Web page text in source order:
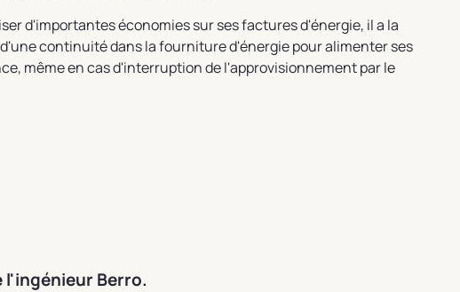
d'importantes économies sur ses factures d'énergie, il a la
continuité dans la fourniture d'énergie pour alimenter ses
même en cas d'interruption de l'approvisionnement par le
l'ingénieur Berro.